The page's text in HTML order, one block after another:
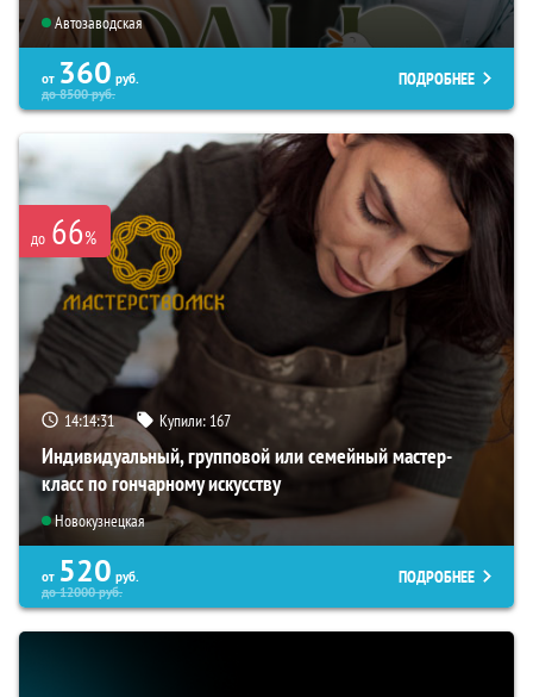
Автозаводская
от 360 руб.
до8500руб.
ПОДРОБНЕЕ
до 66%
14:14:30 Купили: 167
Индивидуальный, групповой или семейный мастер-
класс по гончарному искусству
Новокузнецкая
от 520 руб.
до12000руб.
ПОДРОБНЕЕ